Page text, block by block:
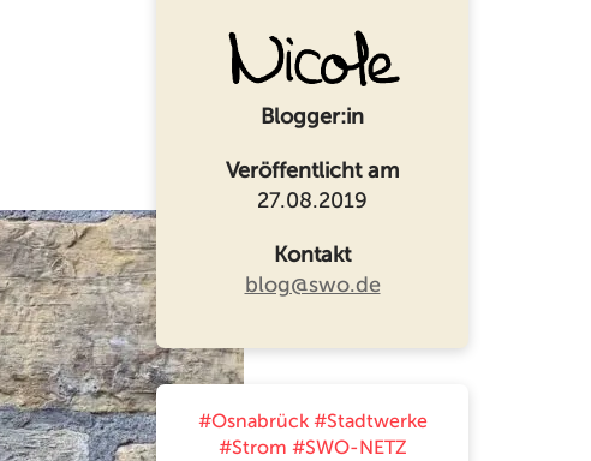
Blogger:in
Veröffentlicht am
27.08.2019
Kontakt
blog@swo.de
#Osnabrück #Stadtwerke
#Strom #SWO-NETZ